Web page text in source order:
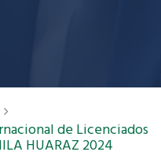
de Licenciados
HUARAZ 2024